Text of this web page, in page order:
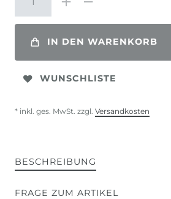
IN DEN WARENKORB
WUNSCHLISTE
* inkl. ges. MwSt. zzgl. Versandkosten
BESCHREIBUNG
FRAGE ZUM ARTIKEL